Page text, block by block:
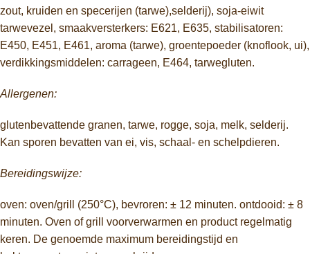
zout, kruiden en specerijen (tarwe),selderij), soja-eiwit
tarwevezel, smaakversterkers: E621, E635, stabilisatoren:
E450, E451, E461, aroma (tarwe), groentepoeder (knoflook, ui),
verdikkingsmiddelen: carrageen, E464, tarwegluten.
Allergenen:
glutenbevattende granen, tarwe, rogge, soja, melk, selderij.
Kan sporen bevatten van ei, vis, schaal- en schelpdieren.
Bereidingswijze:
oven: oven/grill (250°C), bevroren: ± 12 minuten. ontdooid: ± 8
minuten. Oven of grill voorverwarmen en product regelmatig
keren. De genoemde maximum bereidingstijd en